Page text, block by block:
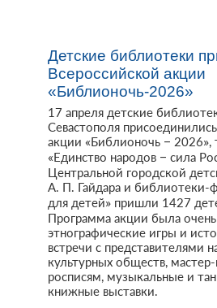
Детские библиотеки
Всероссийской акции
«Библионочь-2026»
17 апреля детские
Севастополя
акции «Библионочь – 2026»,
«Единство народов – сила
Центральной городской
А. П. Гайдара и
для детей» пришли 1427
Программа акции была
этнографические игры и
встречи с представителями
культурных обществ,
росписям, музыкальные и
книжные выставки.